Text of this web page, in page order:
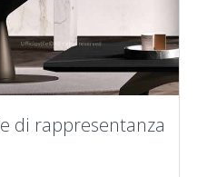
di rappresentanza